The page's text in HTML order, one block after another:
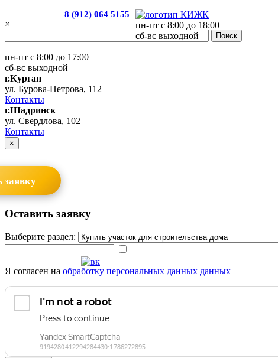
×
8 (912) 064 5155
пн-пт с 8:00 до 18:00
сб-вс выходной
пн-пт с 8:00 до 17:00
сб-вс выходной
г.Курган
ул. Бурова-Петрова, 112
Контакты
г.Шадринск
ул. Свердлова, 102
Контакты
×
заявку
Оставить заявку
Выберите раздел:
Я согласен на обработку персональных данных данных